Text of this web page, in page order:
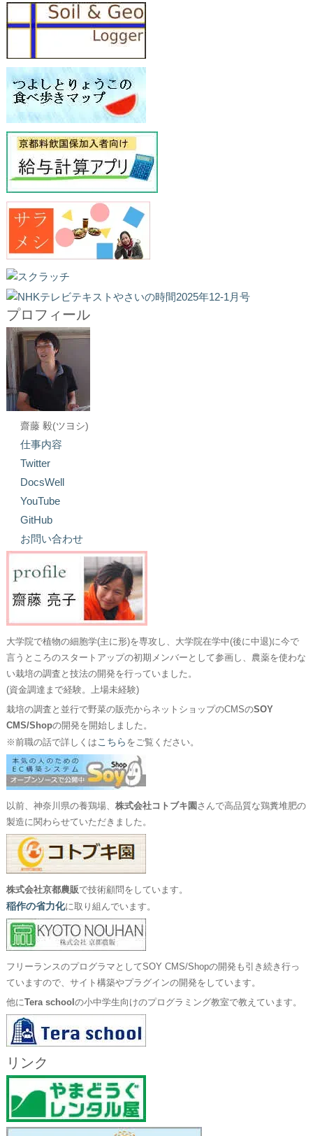
プロフィール
齋藤 毅(ツヨシ)
仕事内容
Twitter
DocsWell
YouTube
GitHub
お問い合わせ
大学院で植物の細胞学(主に形)を専攻し、大学院在学中(後に中退)に今で
言うところのスタートアップの初期メンバーとして参画し、農薬を使わな
い栽培の調査と技法の開発を行っていました。
(資金調達まで経験。上場未経験)
栽培の調査と並行で野菜の販売からネットショップのCMSのSOY
CMS/Shopの開発を開始しました。
※前職の話で詳しくはこちら をご覧ください。
以前、神奈川県の養鶏場、 株式会社コトブキ園 さんで高品質な鶏糞堆肥の
製造に関わらせていただきました。
株式会社京都農販で技術顧問をしています。
稲作の省力化に取り組んでいます。
フリーランスのプログラマとしてSOY CMS/Shopの開発も引き続き行っ
ていますので、サイト構築やプラグインの開発をしています。
他にTera school の小中学生向けのプログラミング教室で教えています。
リンク